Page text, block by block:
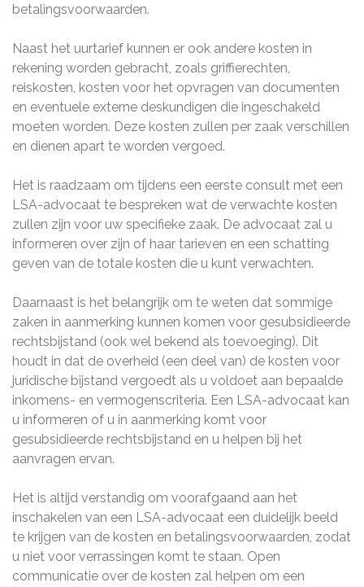
betalingsvoorwaarden.
Naast het uurtarief kunnen er ook andere kosten in
rekening worden gebracht, zoals griffierechten,
reiskosten, kosten voor het opvragen van documenten
en eventuele externe deskundigen die ingeschakeld
moeten worden. Deze kosten zullen per zaak verschillen
en dienen apart te worden vergoed.
Het is raadzaam om tijdens een eerste consult met een
LSA-advocaat te bespreken wat de verwachte kosten
zullen zijn voor uw specifieke zaak. De advocaat zal u
informeren over zijn of haar tarieven en een schatting
geven van de totale kosten die u kunt verwachten.
Daarnaast is het belangrijk om te weten dat sommige
zaken in aanmerking kunnen komen voor gesubsidieerde
rechtsbijstand (ook wel bekend als toevoeging). Dit
houdt in dat de overheid (een deel van) de kosten voor
juridische bijstand vergoedt als u voldoet aan bepaalde
inkomens- en vermogenscriteria. Een LSA-advocaat kan
u informeren of u in aanmerking komt voor
gesubsidieerde rechtsbijstand en u helpen bij het
aanvragen ervan.
Het is altijd verstandig om voorafgaand aan het
inschakelen van een LSA-advocaat een duidelijk beeld
te krijgen van de kosten en betalingsvoorwaarden, zodat
u niet voor verrassingen komt te staan. Open
communicatie over de kosten zal helpen om een